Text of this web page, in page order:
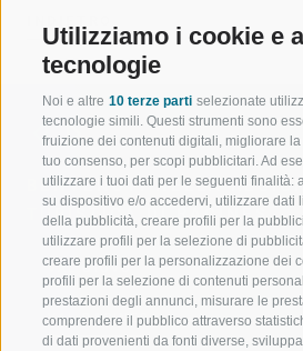
Utilizziamo i cookie e
tecnologie
Noi e altre 10 terze parti selezionate
tecnologie simili. Questi strumenti sono
fruizione dei contenuti digitali, migliorare
tuo consenso, per scopi pubblicitari. Ad
utilizzare i tuoi dati per le seguenti finalità:
su dispositivo e/o accedervi, utilizzare dati
della pubblicità, creare profili per la
utilizzare profili per la selezione di
creare profili per la personalizzazione dei
profili per la selezione di contenuti
prestazioni degli annunci, misurare le
comprendere il pubblico attraverso
di dati provenienti da fonti diverse,
BENVENUTI NELLA
TURISTICA DI RACINES
VAL GIOVO
VAL RACINES